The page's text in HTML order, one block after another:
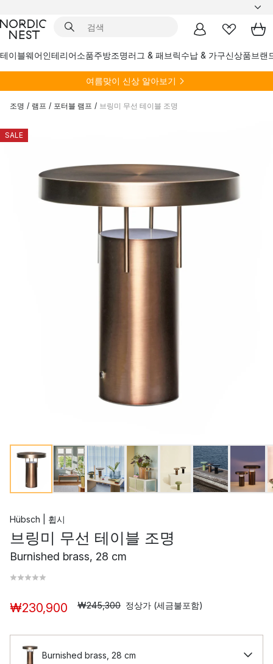
테이블웨어인테리어소품주방조명러그 & 패브릭수납 & 가구신상품브랜
여름맞이 신상 알아보기
조명 / 램프 / 포터블 램프 / 브링미 무선 테이블 조명
SALE
Hübsch | 휩시
브링미 무선 테이블 조명
Burnished brass, 28 cm
₩230,900 ₩245,300 정상가 (세금불포함)
Burnished brass, 28 cm